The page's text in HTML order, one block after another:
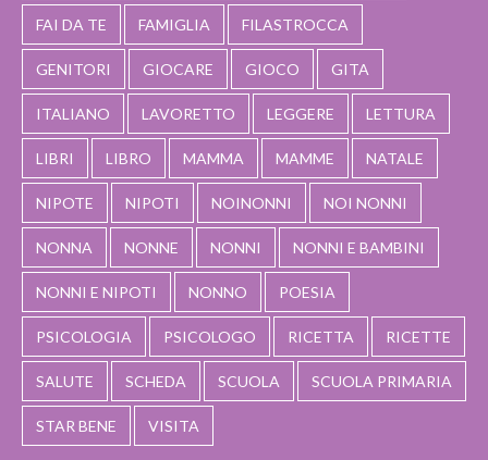
FAI DA TE FAMIGLIA FILASTROCCA
GENITORI GIOCARE GIOCO GITA
ITALIANO LAVORETTO LEGGERE LETTURA
LIBRI LIBRO MAMMA MAMME NATALE
NIPOTE NIPOTI NOINONNI NOI NONNI
NONNA NONNE NONNI NONNI E BAMBINI
NONNI E NIPOTI NONNO POESIA
PSICOLOGIA PSICOLOGO RICETTA RICETTE
SALUTE SCHEDA SCUOLA SCUOLA PRIMARIA
STAR BENE VISITA